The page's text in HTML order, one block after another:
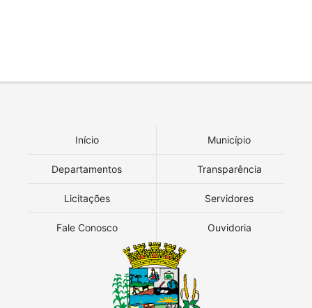
Início Município
Departamentos Transparência
Licitações Servidores
Fale Conosco Ouvidoria